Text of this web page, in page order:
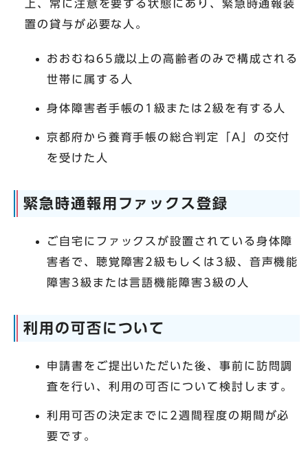
上、常に注意を要する状態にあり、緊急時通報装
置の貸与が必要な人。
おおむね65歳以上の高齢者のみで構成される
世帯に属する人
身体障害者手帳の1級または2級を有する人
京都府から養育手帳の総合判定「A」の交付
を受けた人
緊急時通報用ファックス登録
ご自宅にファックスが設置されている身体障
害者で、聴覚障害2級もしくは3級、音声機能
障害3級または言語機能障害3級の人
利用の可否について
申請書をご提出いただいた後、事前に訪問調
査を行い、利用の可否について検討します。
利用可否の決定までに2週間程度の期間が必
要です。